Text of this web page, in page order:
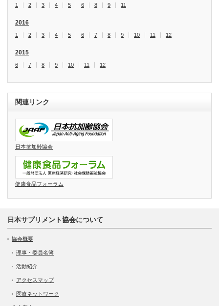
1 2 3 4 5 6 8 9 11
2016
1 2 3 4 5 6 7 8 9 10 11 12
2015
6 7 8 9 10 11 12
関連リンク
日本抗加齢協会
健康食品フォーラム
日本サプリメント協会について
協会概要
理事・委員名簿
活動紹介
アクセスマップ
医療ネットワーク